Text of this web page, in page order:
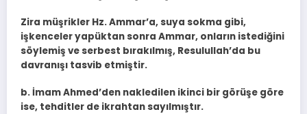
Zira müşrikler Hz. Ammar’a, suya sokma gibi,
işkenceler yapüktan sonra Ammar, onların iste­diğini
söylemiş ve serbest bırakılmış, Resulullah’da bu
davranışı tasvib etmiş­tir.
b. İmam Ahmed’den nakledilen ikinci bir görüşe göre
ise, tehditler de ik­rahtan sayılmıştır.